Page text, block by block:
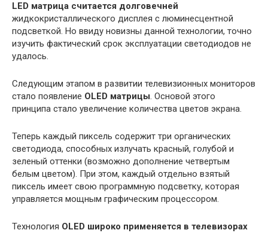
LED матрица считается долговечней
жидкокристаллического дисплея с люминесцентной
подсветкой. Но ввиду новизны данной технологии, точно
изучить фактический срок эксплуатации светодиодов не
удалось.
Следующим этапом в развитии телевизионных мониторов
стало появление OLED матрицы. Основой этого
принципа стало увеличение количества цветов экрана.
Теперь каждый пиксель содержит три органических
светодиода, способных излучать красный, голубой и
зеленый оттенки (возможно дополнение четвертым
белым цветом). При этом, каждый отдельно взятый
пиксель имеет свою программную подсветку, которая
управляется мощным графическим процессором.
Технология OLED широко применяется в телевизорах